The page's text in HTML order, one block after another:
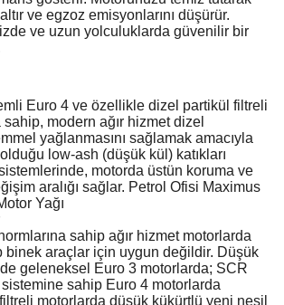
ve egzoz emisyonlarını düşürür.
ve uzun yolculuklarda güvenilir bir
Euro 4 ve özellikle dizel partikül filtreli
sahip, modern ağır hizmet dizel
yağlanmasını sağlamak amacıyla
low-ash (düşük kül) katıkları
motorda üstün koruma ve
aralığı sağlar. Petrol Ofisi Maximus
Yağı
sahip ağır hizmet motorlarda
binek araçlar için uygun değildir. Düşük
geleneksel Euro 3 motorlarda; SCR
sahip Euro 4 motorlarda
filtreli motorlarda düşük kükürtlü yeni nesil